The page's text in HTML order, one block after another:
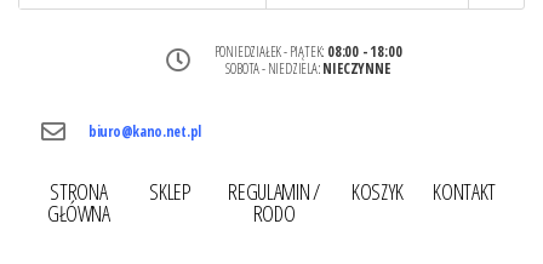
PONIEDZIAŁEK - PIĄTEK: 08:00 - 18:00
SOBOTA - NIEDZIELA:NIECZYNNE
biuro@kano.net.pl
STRONA
GŁÓWNA
SKLEP REGULAMIN /
RODO
KOSZYK KONTAKT